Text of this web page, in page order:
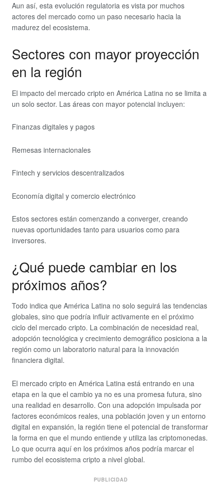
Aun así, esta evolución regulatoria es vista por muchos
actores del mercado como un paso necesario hacia la
madurez del ecosistema.
Sectores con mayor proyección
en la región
El impacto del mercado cripto en América Latina no se limita a
un solo sector. Las áreas con mayor potencial incluyen:
Finanzas digitales y pagos
Remesas internacionales
Fintech y servicios descentralizados
Economía digital y comercio electrónico
Estos sectores están comenzando a converger, creando
nuevas oportunidades tanto para usuarios como para
inversores.
¿Qué puede cambiar en los
próximos años?
Todo indica que América Latina no solo seguirá las tendencias
globales, sino que podría influir activamente en el próximo
ciclo del mercado cripto. La combinación de necesidad real,
adopción tecnológica y crecimiento demográfico posiciona a la
región como un laboratorio natural para la innovación
financiera digital.
El mercado cripto en América Latina está entrando en una
etapa en la que el cambio ya no es una promesa futura, sino
una realidad en desarrollo. Con una adopción impulsada por
factores económicos reales, una población joven y un entorno
digital en expansión, la región tiene el potencial de transformar
la forma en que el mundo entiende y utiliza las criptomonedas.
Lo que ocurra aquí en los próximos años podría marcar el
rumbo del ecosistema cripto a nivel global.
PUBLICIDAD